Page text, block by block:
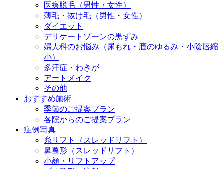
医療脱毛（男性・女性）
薄毛・抜け毛（男性・女性）
ダイエット
デリケートゾーンの黒ずみ
婦人科のお悩み（尿もれ・膣のゆるみ・小陰唇縮
小）
多汗症・わきが
アートメイク
その他
おすすめ施術
季節のご提案プラン
各院からのご提案プラン
症例写真
糸リフト（スレッドリフト）
鼻整形（スレッドリフト）
小顔・リフトアップ